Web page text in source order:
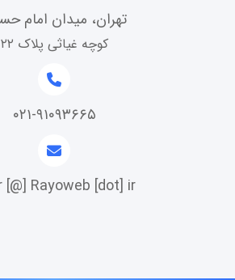
تهران، میدان امام
کوچه غیاثی پلاک ۲۲
۰۲۱-۹۱۰۹۳۶۶۵
[@] Rayoweb [dot] ir